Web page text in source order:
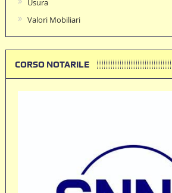
Usura
Valori Mobiliari
CORSO NOTARILE